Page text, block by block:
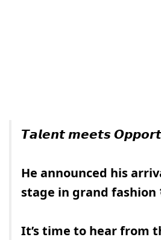
𝙏𝙖𝙡𝙚𝙣𝙩 𝙢𝙚𝙚𝙩𝙨
He announced his
stage in grand fashion
It’s time to hear from